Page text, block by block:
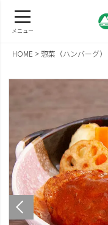
メニュー
HOME 惣菜（ハンバーグ）